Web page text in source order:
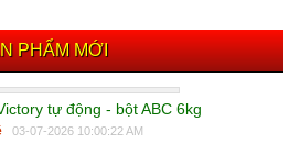
PHẨM MỚI
tự động - bột ABC 6kg
03-07-2026 10:00:22 AM